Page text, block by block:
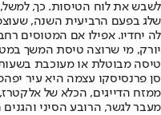
לשבש את לוח הטיסות. כך,
שלג בפעם הרביעית השנה,
לה יחדיו. אפילו אם המטוסים
יורק, מי שרוצה טיסת המשך
טיסה מבוטלת או מעוכבת
סן פרנסיסקו עצמה היא עיר
ממזח הדייגים, הכלא של
מעבר לגשר, הרובע הסיני והגנים